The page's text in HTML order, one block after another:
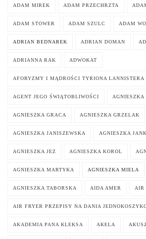
ADAM MIREK ADAM PRZECHRZTA
ADAM STOWER ADAM SZULC ADAM
ADRIAN BEDNAREK ADRIAN DOMAN
ADRIANNA RAK ADWOKAT
AFORYZMY I MĄDROŚCI TYRIONA LANNISTERA
AGENT JEGO ŚWIĄTOBLIWOŚCI AGNIESZKA
AGNIESZKA GRACA AGNIESZKA GRZELAK
AGNIESZKA JANISZEWSKA AGNIESZKA
AGNIESZKA JEZ AGNIESZKA KOROL
AGNIESZKA MARTYKA AGNIESZKA MIELA
AGNIESZKA TABORSKA AIDA AMER AIR
AIR FRYER PRZEPISY NA DANIA
AKADEMIA PANA KLEKSA AKELA